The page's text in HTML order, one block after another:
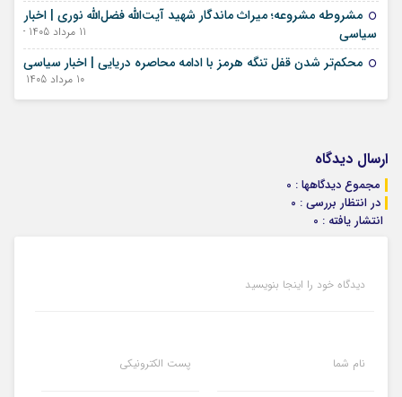
مشروطه مشروعه؛ میراث ماندگار شهید آیت‌الله فضل‌الله نوری | اخبار
سیاسی
11 مرداد 1405 - 02 اوت 2026
محکم‌تر شدن قفل تنگه هرمز با ادامه محاصره دریایی | اخبار سیاسی
10 مرداد 1405 - 01 اوت 2026
ارسال دیدگاه
مجموع دیدگاهها : 0
در انتظار بررسی : 0
انتشار یافته : 0
دیدگاه خود را اینجا بنویسید
نام شما پست الکترونیکی